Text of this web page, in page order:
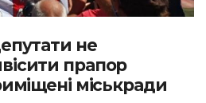
не
прапор
міськради